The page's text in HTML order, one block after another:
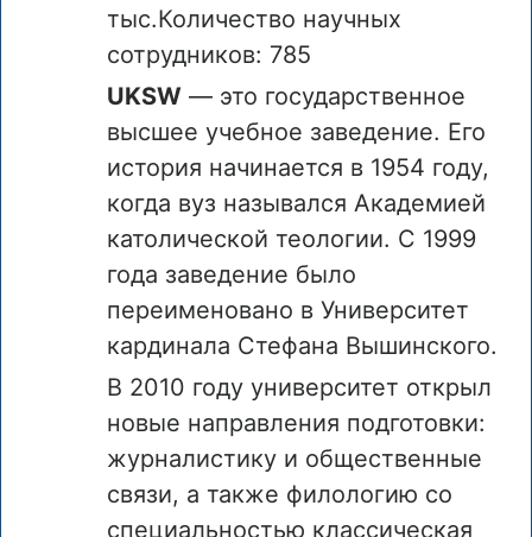
тыс.Количество научных
сотрудников: 785
UKSW — это государственное
высшее учебное заведение. Его
история начинается в 1954 году,
когда вуз назывался Академией
католической теологии. С 1999
года заведение было
переименовано в Университет
кардинала Стефана Вышинского.
В 2010 году университет открыл
новые направления подготовки:
журналистику и общественные
связи, а также филологию со
специальностью классическая